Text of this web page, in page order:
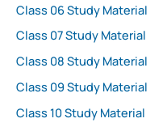
Class 06 Study Material
Class 07 Study Material
Class 08 Study Material
Class 09 Study Material
Class 10 Study Material